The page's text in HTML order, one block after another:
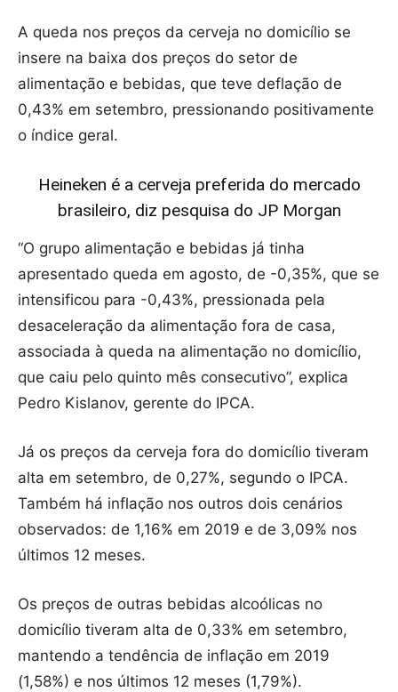
A queda nos preços da cerveja no domicílio se
insere na baixa dos preços do setor de
alimentação e bebidas, que teve deflação de
0,43% em setembro, pressionando positivamente
o índice geral.
Heineken é a cerveja preferida do mercado
brasileiro, diz pesquisa do JP Morgan
“O grupo alimentação e bebidas já tinha
apresentado queda em agosto, de -0,35%, que se
intensificou para -0,43%, pressionada pela
desaceleração da alimentação fora de casa,
associada à queda na alimentação no domicílio,
que caiu pelo quinto mês consecutivo”, explica
Pedro Kislanov, gerente do IPCA.
Já os preços da cerveja fora do domicílio tiveram
alta em setembro, de 0,27%, segundo o IPCA.
Também há inflação nos outros dois cenários
observados: de 1,16% em 2019 e de 3,09% nos
últimos 12 meses.
Os preços de outras bebidas alcoólicas no
domicílio tiveram alta de 0,33% em setembro,
mantendo a tendência de inflação em 2019
(1,58%) e nos últimos 12 meses (1,79%).